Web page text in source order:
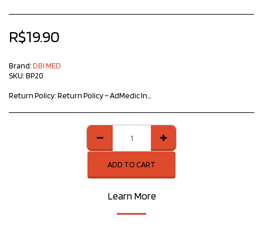
R$19.90
Brand:DBI MED
SKU:BP20
Return Policy:Return Policy – ​​AdMedic Innovative Products At AdMedic Innovative Products, we value your satisfaction and trust. If you need to return a product, please follow the guidelines below: Return period: The customer may request a return within 7 calendar days of receiving the product, as provided for in the Consumer Protection Code. Product conditions: The item must be in perfect condition, without signs of use, accompanied by all accessories, manuals and original packaging. Defective products: If the product has a manufacturing defect, please contact us immediately for instructions on exchange or refund. Procedure: To start the process, contact our team informing the order number and the reason for the return. Refund: After receiving and analyzing the product, the refund will be made according to the original payment method. We are available to clarify any doubts and ensure the best possible experience. Sincerely, AdMedic Innovative Products Team
ADD TO CART
Learn More